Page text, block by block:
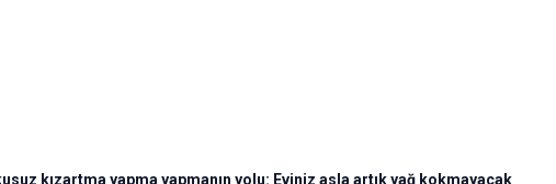
kızartma yapma yapmanın yolu: Eviniz asla artık yağ kokmayacak